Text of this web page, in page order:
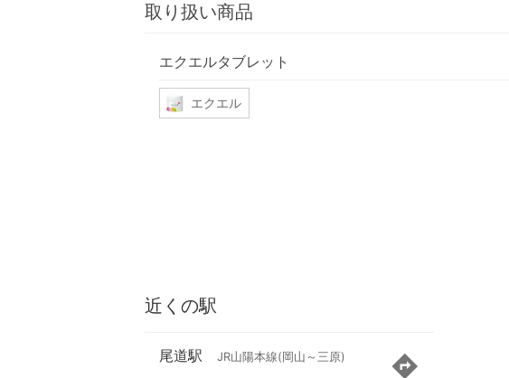
取り扱い商品
エクエルタブレット
エクエル
近くの駅
尾道駅 JR山陽本線(岡山～三原)